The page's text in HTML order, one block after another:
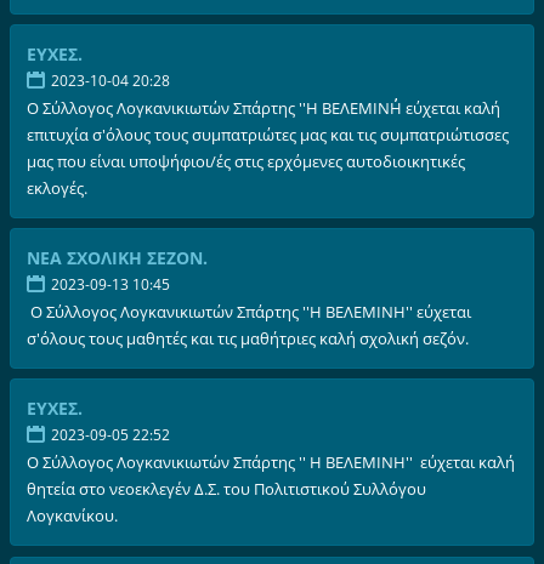
ΕΥΧΕΣ.
2023-10-04 20:28
Ο Σύλλογος Λογκανικιωτών Σπάρτης ''Η ΒΕΛΕΜΙΝΗ΄΄ εύχεται καλή
επιτυχία σ'όλους τους συμπατριώτες μας και τις συμπατριώτισσες
μας που είναι υποψήφιοι/ές στις ερχόμενες αυτοδιοικητικές
εκλογές.
ΝΕΑ ΣΧΟΛΙΚΗ ΣΕΖΟΝ.
2023-09-13 10:45
Ο Σύλλογος Λογκανικιωτών Σπάρτης ''Η ΒΕΛΕΜΙΝΗ'' εύχεται
σ'όλους τους μαθητές και τις μαθήτριες καλή σχολική σεζόν.
ΕΥΧΕΣ.
2023-09-05 22:52
Ο Σύλλογος Λογκανικιωτών Σπάρτης '' Η ΒΕΛΕΜΙΝΗ'' εύχεται καλή
θητεία στο νεοεκλεγέν Δ.Σ. του Πολιτιστικού Συλλόγου
Λογκανίκου.